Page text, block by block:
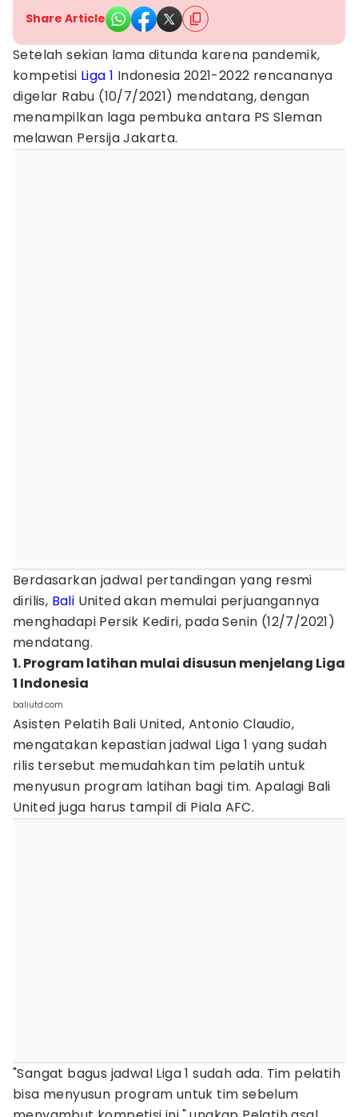
Share Article
Setelah sekian lama ditunda karena pandemik,
kompetisi Liga 1 Indonesia 2021-2022 rencananya
digelar Rabu (10/7/2021) mendatang, dengan
menampilkan laga pembuka antara PS Sleman
melawan Persija Jakarta.
Berdasarkan jadwal pertandingan yang resmi
dirilis, Bali United akan memulai perjuangannya
menghadapi Persik Kediri, pada Senin (12/7/2021)
mendatang.
1. Program latihan mulai disusun menjelang Liga
1 Indonesia
baliutd.com
Asisten Pelatih Bali United, Antonio Claudio,
mengatakan kepastian jadwal Liga 1 yang sudah
rilis tersebut memudahkan tim pelatih untuk
menyusun program latihan bagi tim. Apalagi Bali
United juga harus tampil di Piala AFC.
"Sangat bagus jadwal Liga 1 sudah ada. Tim pelatih
bisa menyusun program untuk tim sebelum